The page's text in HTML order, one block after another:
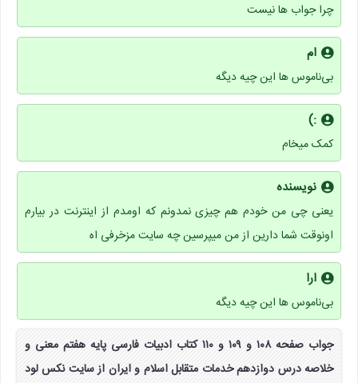
چرا جواب ها نیست
ام
بی‌ناموس ها این چیه دیگه
:)
کمک میخام
نویسنده
یعنی چی من خودم هم چیزی نمدونم که اومدم از اینترنت در بیارم
اونوقت شما دارین از من میپرسین چه سایت مزخرفی اه
ارا
بی‌ناموس ها این چیه دیگه
جواب صفحه ۱۰۸ و ۱۰۹ و ۱۱۰ کتاب ادبیات فارسی پایه هفتم معنی و
خلاصه درس دوازدهم خدمات متقابل اسلام و ایران از سایت نکس لود